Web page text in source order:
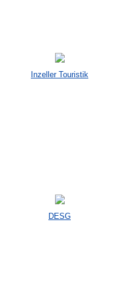
Inzeller Touristik
DESG